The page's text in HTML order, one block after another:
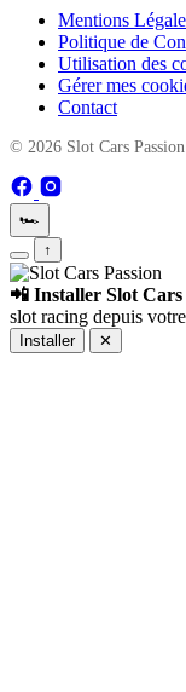
Mentions
Politique de
Utilisation des
Gérer mes
Contact
© 2026 Slot Cars
🏎️
↑
📲 Installer Slot Cars
slot racing depuis
Installer ✕